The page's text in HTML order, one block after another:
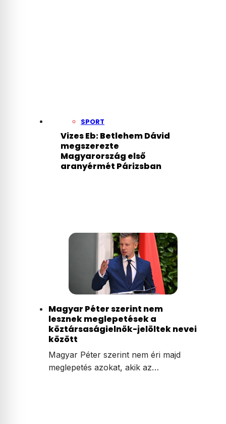
SPORT
Vizes Eb: Betlehem Dávid
megszerezte
Magyarország első
aranyérmét Párizsban
Magyar Péter szerint nem
lesznek meglepetések a
köztársaságielnök-jelöltek nevei
között
Magyar Péter szerint nem éri majd
meglepetés azokat, akik az…